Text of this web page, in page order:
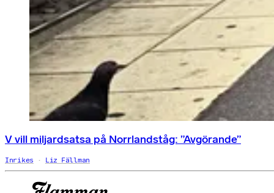
V vill miljardsatsa på Norrlandståg: ”Avgörande”
Inrikes Liz Fällman